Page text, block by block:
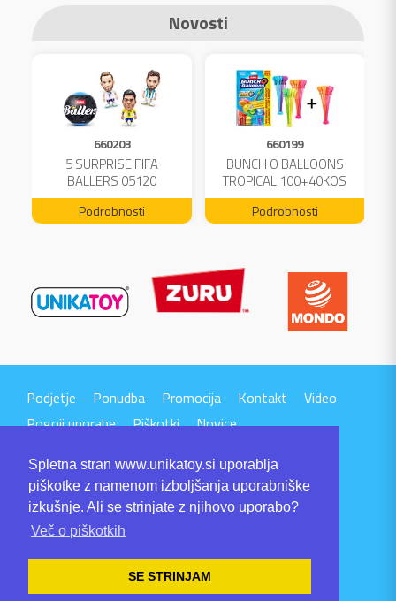
Spletna stran www.unikatoy.si uporablja
piškotke z namenom izboljšanja uporabniške
izkušnje. Ali se strinjate z njihovo uporabo?
Več o piškotkih
SE STRINJAM
Novosti
660203
5 SURPRISE FIFA
BALLERS 05120
Podrobnosti
660199
BUNCH O BALLOONS
TROPICAL 100+40KOS
FREE 04199
Podrobnosti
Podjetje Ponudba Promocija Kontakt
Video
Pogoji uporabe
Piškotki Novice
SI-6230 POSTOJNA